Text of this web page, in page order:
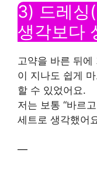
3) 드레싱
생각보다
고약을 바른 뒤
이 지나도 쉽게
할 수 있었어요.
저는 보통 “바르
세트로 생각했어
—